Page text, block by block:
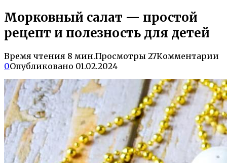
Морковный салат — простой
рецепт и полезность для детей
Время чтения 8 мин.Просмотры 27Комментарии
0Опубликовано 01.02.2024